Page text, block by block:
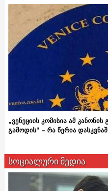
„ვენეციის კომისია ამ
გამოდის“ – რა წერია
სოციალური მედია